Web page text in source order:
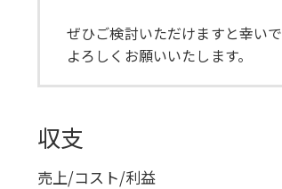
ぜひご検討いただけますと幸いで
よろしくお願いいたします。
収支
売上/コスト/利益